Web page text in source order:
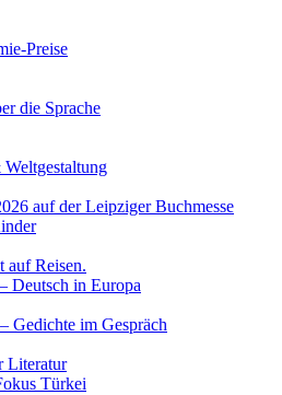
Preise
die Sprache
auf der Leipziger Buchmesse
auf Reisen.
Deutsch in Europa
Gedichte im Gespräch
Literatur
Türkei